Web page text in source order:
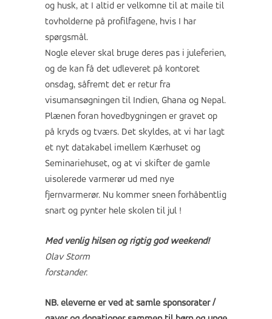
og husk, at I altid er velkomne til at maile til
tovholderne på profilfagene, hvis I har
spørgsmål.
Nogle elever skal bruge deres pas i juleferien,
og de kan få det udleveret på kontoret
onsdag, såfremt det er retur fra
visumansøgningen til Indien, Ghana og Nepal.
Plænen foran hovedbygningen er gravet op
på kryds og tværs. Det skyldes, at vi har lagt
et nyt datakabel imellem Kærhuset og
Seminariehuset, og at vi skifter de gamle
uisolerede varmerør ud med nye
fjernvarmerør. Nu kommer sneen forhåbentlig
snart og pynter hele skolen til jul !
Med venlig hilsen og rigtig god weekend!
Olav Storm
forstander.
NB. eleverne er ved at samle sponsorater /